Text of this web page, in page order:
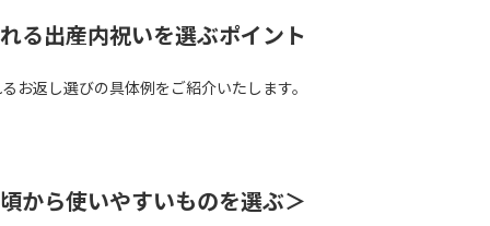
る出産内祝いを選ぶポイント
お返し選びの具体例をご紹介いたします。
から使いやすいものを選ぶ＞